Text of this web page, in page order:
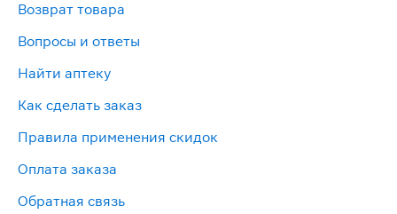
Возврат товара
Вопросы и ответы
Найти аптеку
Как сделать заказ
Правила применения скидок
Оплата заказа
Обратная связь